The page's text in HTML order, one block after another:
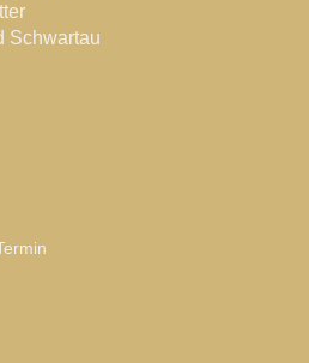
Schwartau